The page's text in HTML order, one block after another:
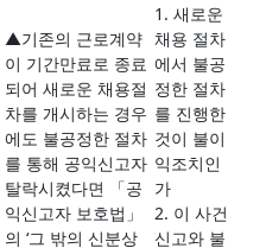
▲기존의 근로계약
이 기간만료로 종료
되어 새로운 채용절
차를 개시하는 경우
에도 불공정한 절차
를 통해 공익신고자
탈락시켰다면 「공
익신고자 보호법」
의 ‘그 밖의 신분상
1. 새로운
채용 절차
에서 불공
정한 절차
를 진행한
것이 불이
익조치인
가
2. 이 사건
신고와 불